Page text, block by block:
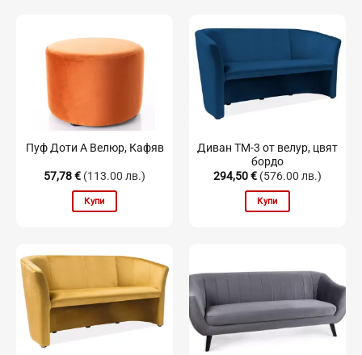
Пуф Доти А Велюр, Кафяв
57,78€ (113.00 лв.)
Купи
Диван TM-3 от велур, цвят
бордо
294,50€ (576.00 лв.)
Купи